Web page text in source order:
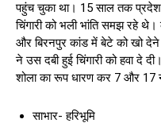
पहुंच चुका था। 15 साल तक प्रदेश
चिंगारी को भली भांति समझ रहे
और बिरनपुर कांड में बेटे को खो
ने उस दबी हुई चिंगारी को हवा दे
शोला का रूप धारण कर 7 और 17
साभार- हरिभूमि